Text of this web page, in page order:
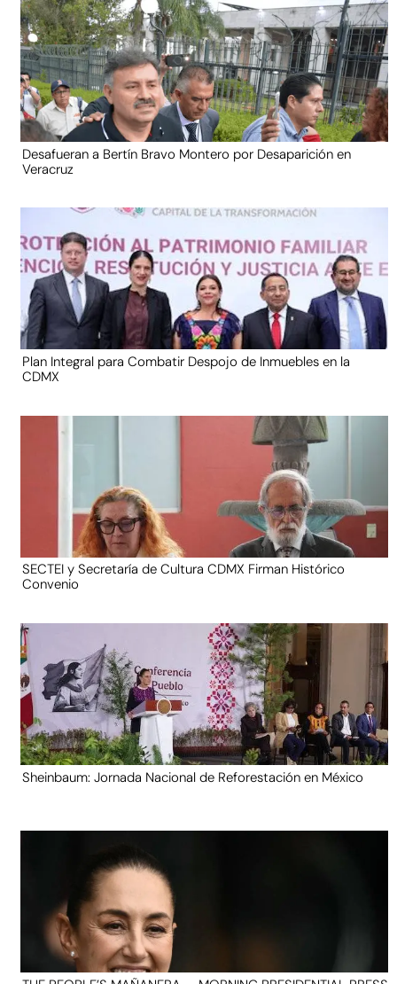
Desafueran a Bertín Bravo Montero por Desaparición en
Veracruz
Plan Integral para Combatir Despojo de Inmuebles en la
CDMX
SECTEI y Secretaría de Cultura CDMX Firman Histórico
Convenio
Sheinbaum: Jornada Nacional de Reforestación en México